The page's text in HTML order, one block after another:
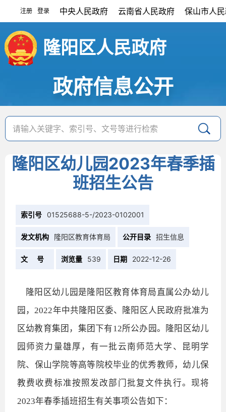
注册 登录 中央人民政府 云南省人民政府 保山市人
隆阳区人民政府
政府信息公开
隆阳区幼儿园2023年春季插
班招生公告
索引号 01525688-5-/2023-0102001
发文机构 隆阳区教育体育局 公开目录 招生信息
文 号 浏览量 539 日期 2022-12-26
隆阳区幼儿园是隆阳区教育体育局直属公办幼儿
园， 2022年中共隆阳区委、隆阳区人民政府批准为
区幼教育集团，集团下有12所公办园。隆阳区幼儿
园师资力量雄厚，有一批云南师范大学、昆明学
院、保山学院等高等院校毕业的优秀教师，幼儿保
教费收费标准按照发改部门批复文件执行。现将
2023年春季插班招生有关事项公告如下：